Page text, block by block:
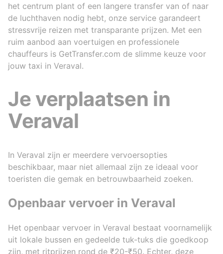
het centrum plant of een langere transfer van of naar
de luchthaven nodig hebt, onze service garandeert
stressvrije reizen met transparante prijzen. Met een
ruim aanbod aan voertuigen en professionele
chauffeurs is GetTransfer.com de slimme keuze voor
jouw taxi in Veraval.
Je verplaatsen in
Veraval
In Veraval zijn er meerdere vervoersopties
beschikbaar, maar niet allemaal zijn ze ideaal voor
toeristen die gemak en betrouwbaarheid zoeken.
Openbaar vervoer in Veraval
Het openbaar vervoer in Veraval bestaat voornamelijk
uit lokale bussen en gedeelde tuk-tuks die goedkoop
zijn, met ritprijzen rond de ₹20-₹50. Echter, deze